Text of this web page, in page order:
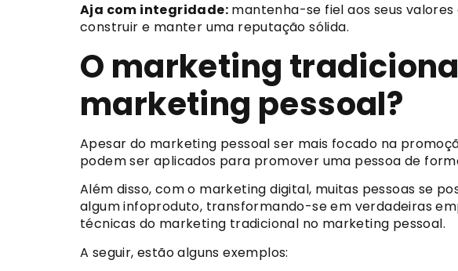
Aja com integridade: mantenha-se fiel aos seus
construir e manter uma reputação sólida.
O marketing
marketing pessoal?
Apesar do marketing pessoal ser mais focado na
podem ser aplicados para promover uma pessoa de
Além disso, com o marketing digital, muitas pessoas se
algum infoproduto, transformando-se em verdadeiras
técnicas do marketing tradicional no marketing pessoal.
A seguir, estão alguns exemplos: